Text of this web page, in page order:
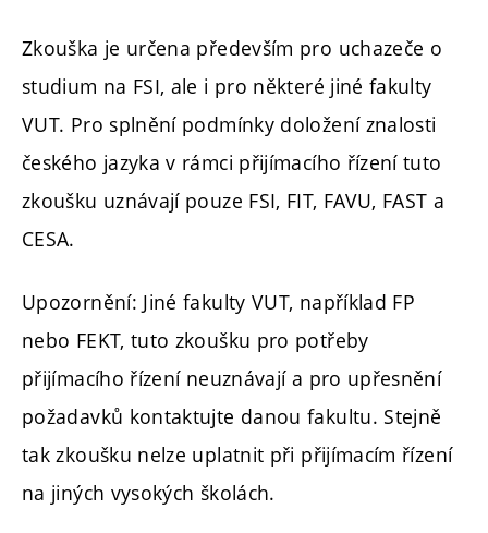
Zkouška je určena především pro uchazeče o
studium na FSI, ale i pro některé jiné fakulty
VUT. Pro splnění podmínky doložení znalosti
českého jazyka v rámci přijímacího řízení tuto
zkoušku uznávají pouze FSI, FIT, FAVU, FAST a
CESA.
Upozornění: Jiné fakulty VUT, například FP
nebo FEKT, tuto zkoušku pro potřeby
přijímacího řízení neuznávají a pro upřesnění
požadavků kontaktujte danou fakultu. Stejně
tak zkoušku nelze uplatnit při přijímacím řízení
na jiných vysokých školách.